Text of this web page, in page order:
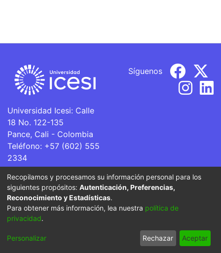
Universidad Icesi: Calle
18 No. 122-135
Pance, Cali - Colombia
Teléfono: +57 (602) 555
2334
ventanillaunica@icesi.edu.co
Síguenos
La Universidad Icesi es una Institución de Educación
Superior que se encuentra sujeta a inspección y vigilancia
por parte del Ministerio de Educación Nacional.
Cookie
End User
Agreement
Send
Feedback
Recopilamos y procesamos su información personal para los
siguientes propósitos: Autenticación, Preferencias,
Reconocimiento y Estadísticas.
Para obtener más información, lea nuestra política de
privacidad.
Personalizar Rechazar Aceptar